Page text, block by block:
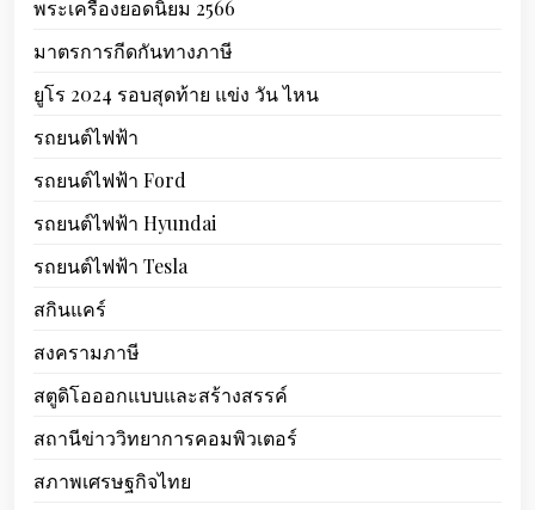
พระเครื่องยอดนิยม 2566
มาตรการกีดกันทางภาษี
ยูโร 2024 รอบสุดท้าย แข่ง วัน ไหน
รถยนต์ไฟฟ้า
รถยนต์ไฟฟ้า Ford
รถยนต์ไฟฟ้า Hyundai
รถยนต์ไฟฟ้า Tesla
สกินแคร์
สงครามภาษี
สตูดิโอออกแบบและสร้างสรรค์
สถานีข่าววิทยาการคอมพิวเตอร์
สภาพเศรษฐกิจไทย